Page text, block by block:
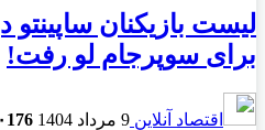
لیست بازیکنان ساپینتو
برای سوپرجام لو رفت!
اقتصاد آنلاین 9 مرداد 1404 ۰ 176